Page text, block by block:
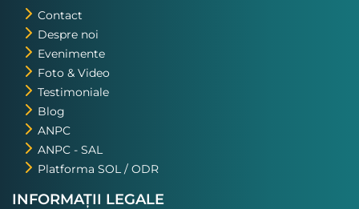
Contact
Despre noi
Evenimente
Foto & Video
Testimoniale
Blog
ANPC
ANPC - SAL
Platforma SOL / ODR
INFORMAȚII LEGALE